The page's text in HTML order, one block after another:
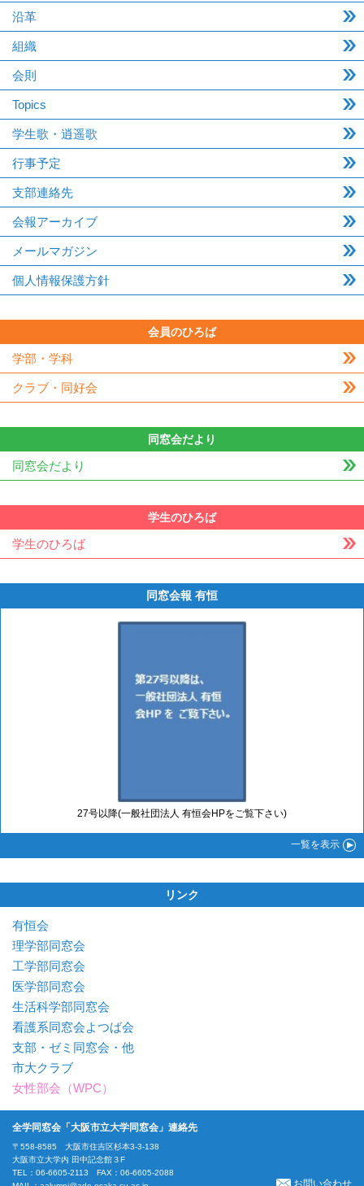
沿革
組織
会則
Topics
学生歌・逍遥歌
行事予定
支部連絡先
会報アーカイブ
メールマガジン
個人情報保護方針
会員のひろば
学部・学科
クラブ・同好会
同窓会だより
同窓会だより
学生のひろば
学生のひろば
同窓会報 有恒
27号以降(一般社団法人 有恒会HPをご覧下さい)
一覧を表示
リンク
有恒会
理学部同窓会
工学部同窓会
医学部同窓会
生活科学部同窓会
看護系同窓会よつば会
支部・ゼミ同窓会・他
市大クラブ
女性部会（WPC）
全学同窓会「大阪市立大学同窓会」連絡先
〒558-8585 大阪市住吉区杉本3-3-138
大阪市立大学内 田中記念館３F
TEL：06-6605-2113 FAX：06-6605-2088
お問い合わせ